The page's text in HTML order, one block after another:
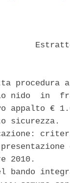
procedura
nido  in
appalto €
sicurezza.
2010.
bando